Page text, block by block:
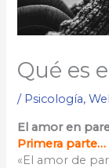
Qué es
/ Psicología,
El amor en
Primera parte…
«El amor de